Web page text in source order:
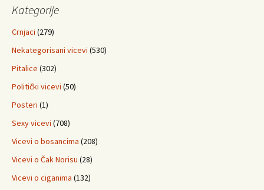
Kategorije
Crnjaci (279)
Nekategorisani vicevi (530)
Pitalice (302)
Politički vicevi (50)
Posteri (1)
Sexy vicevi (708)
Vicevi o bosancima (208)
Vicevi o Čak Norisu (28)
Vicevi o ciganima (132)